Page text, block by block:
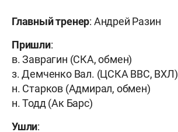
Главный тренер: Андрей Разин
Пришли:
в. Заврагин (СКА, обмен)
з. Демченко Вал. (ЦСКА ВВС, ВХЛ)
н. Старков (Адмирал, обмен)
н. Тодд (Ак Барс)
Ушли: